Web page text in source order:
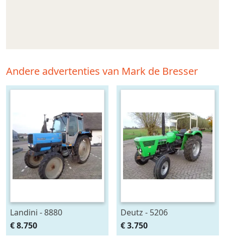
Andere advertenties van Mark de Bresser
Landini - 8880
€ 8.750
Deutz - 5206
€ 3.750